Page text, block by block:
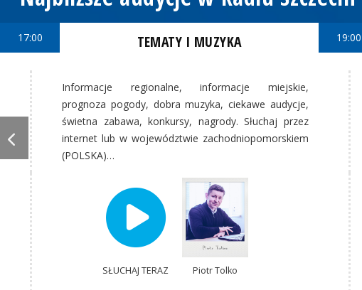
17:00 TEMATY I MUZYKA
Informacje regionalne, informacje miejskie,
prognoza pogody, dobra muzyka, ciekawe audycje,
świetna zabawa, konkursy, nagrody. Słuchaj przez
internet lub w województwie zachodniopomorskiem
(POLSKA)…
SŁUCHAJ TERAZ Piotr Tolko
19:00